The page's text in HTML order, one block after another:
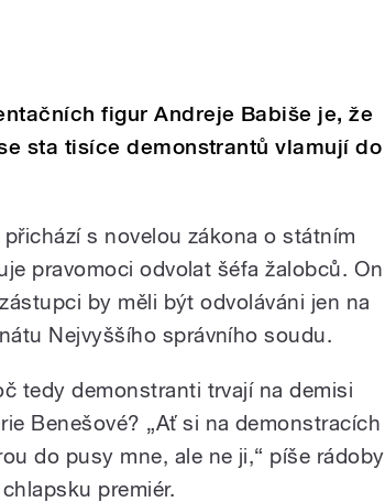
figur Andreje Babiše je, že
sta tisíce demonstrantů vlamují do
s novelou zákona o státním
pravomoci odvolat šéfa žalobců. On
by měli být odvoláváni jen na
Nejvyššího správního soudu.
tedy demonstranti trvají na demisi
Benešové? „Ať si na demonstracích
do pusy mne, ale ne ji,“ píše rádoby
premiér.